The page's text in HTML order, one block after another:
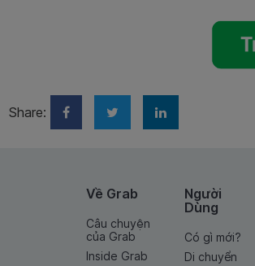
Share:
Về Grab
Câu chuyện
của Grab
Inside Grab
Người
Dùng
Có gì mới?
Di chuyển